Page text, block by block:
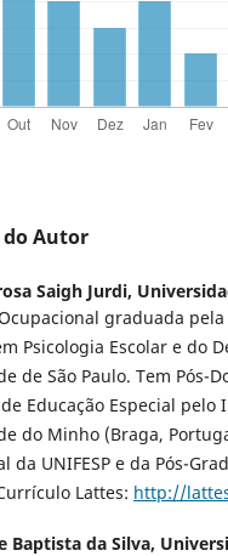
Autor
Saigh Jurdi,
graduada
Psicologia Escolar e do
de São Paulo. Tem Pós-
Educação Especial pelo
do Minho (Braga,
da UNIFESP e da Pós-
Lattes: http://
Baptista da Silva,